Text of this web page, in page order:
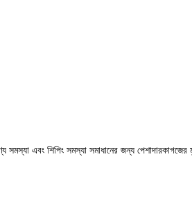
সমস্যা এবং শিপিং সমস্যা সমাধানের জন্য পেশাদারকাগজের